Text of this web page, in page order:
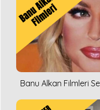
Banu Alkan Filmleri